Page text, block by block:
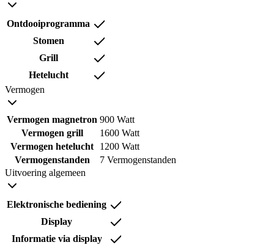
Ontdooiprogramma
Stomen
Grill
Hetelucht
Vermogen
Vermogen magnetron 900 Watt
Vermogen grill
1600 Watt
Vermogen hetelucht
1200 Watt
Vermogenstanden
7 Vermogenstanden
Uitvoering algemeen
Elektronische bediening
Display
Informatie via display